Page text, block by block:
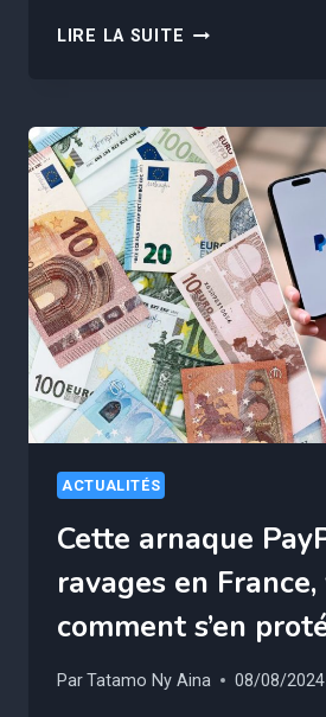
LIRE LA SUITE VOICI
OÙ
LES
HABITANTS
SONT
LE
MIEUX
PAYÉS
EN
2024
ACTUALITÉS
Cette arnaque
ravages en France,
comment s’en
ParTatamo Ny Aina 08/08/2024